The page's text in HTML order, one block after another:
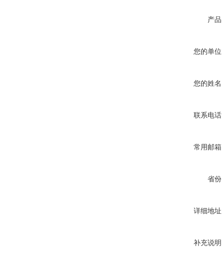
产品
您的单位
您的姓名
联系电话
常用邮箱
省份
详细地址
补充说明